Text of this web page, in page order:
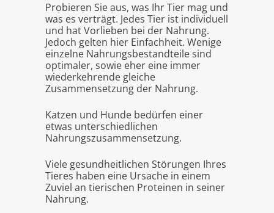
Probieren Sie aus, was Ihr Tier mag und
was es verträgt. Jedes Tier ist individuell
und hat Vorlieben bei der Nahrung.
Jedoch gelten hier Einfachheit. Wenige
einzelne Nahrungsbestandteile sind
optimaler, sowie eher eine immer
wiederkehrende gleiche
Zusammensetzung der Nahrung.
Katzen und Hunde bedürfen einer
etwas unterschiedlichen
Nahrungszusammensetzung.
Viele gesundheitlichen Störungen Ihres
Tieres haben eine Ursache in einem
Zuviel an tierischen Proteinen in seiner
Nahrung.